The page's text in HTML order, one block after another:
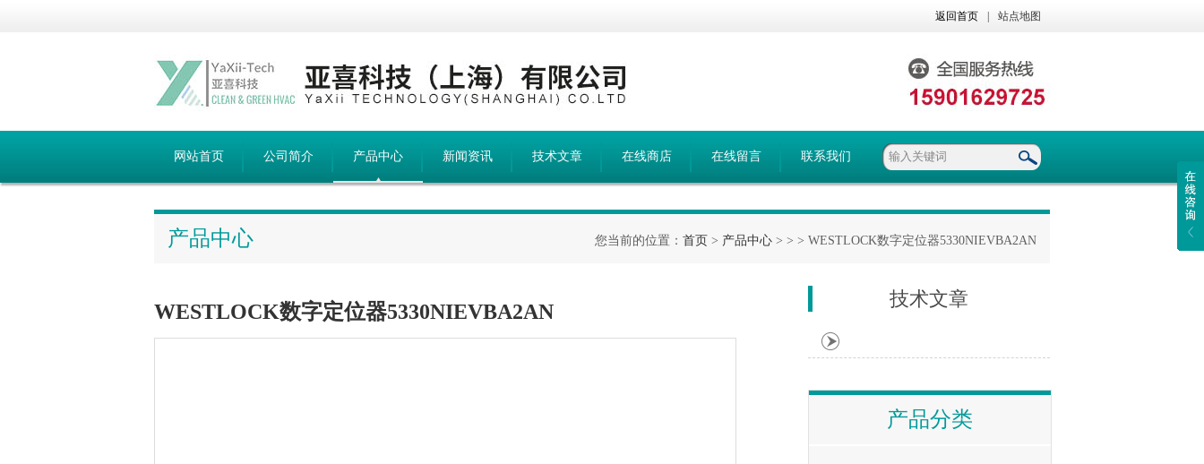
返回首页 站点地图
网站首页 公司简介 产品中心 新闻资讯 技术文章 在线商店 在线留言 联系我们
产品中心 您当前的位置： 首页 > 产品中心 > > > WESTLOCK数字定位器5330NIEVBA2AN
WESTLOCK数字定位器5330NIEVBA2AN
技术文章
产品分类